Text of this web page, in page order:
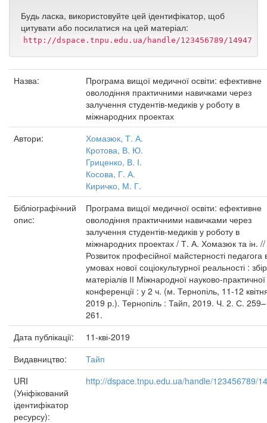
Будь ласка, використовуйте цей ідентифікатор, щоб
цитувати або посилатися на цей матеріал:
http://dspace.tnpu.edu.ua/handle/123456789/14947
Назва:
Програма вищої медичної освіти: ефективне
оволодіння практичними навичками через
залучення студентів-медиків у роботу в
міжнародних проектах
Автори:
Хомазюк, Т. А.
Кротова, В. Ю.
Гриценко, В. І.
Косова, Г. А.
Киричко, М. Г.
Бібліографічний
опис:
Програма вищої медичної освіти: ефективне
оволодіння практичними навичками через
залучення студентів-медиків у роботу в
міжнародних проектах / Т. А. Хомазюк та ін. //
Розвиток професійної майстерності педагога
умовах нової соціокультурної реальності :
матеріалів ІІ Міжнародної науково-практичної
конференції : у 2 ч. (м. Тернопіль, 11-12
2019 р.). Тернопіль : Тайп, 2019. Ч. 2. С. 259–
261.
Дата публікації:
11-кві-2019
Видавництво:
Тайп
URI
(Уніфікований
ідентифікатор
ресурсу):
http://dspace.tnpu.edu.ua/handle/123456789/